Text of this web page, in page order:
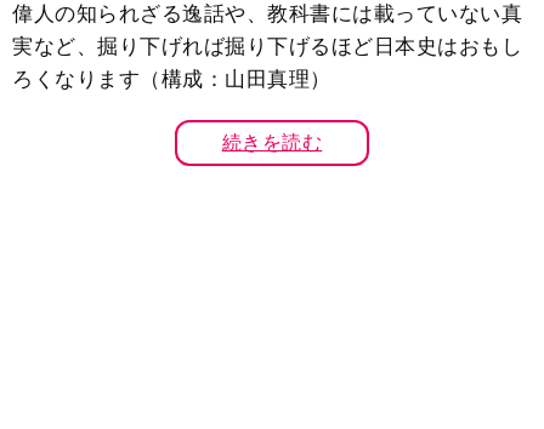
偉人の知られざる逸話や、教科書には載っていない真
実など、掘り下げれば掘り下げるほど日本史はおもし
ろくなります（構成：山田真理）
続きを読む